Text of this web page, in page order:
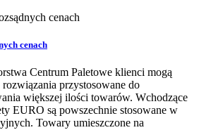
cenach
Centrum Paletowe klienci mogą
przystosowane do
większej ilości towarów. Wchodzące
EURO są powszechnie stosowane w
Towary umieszczone na